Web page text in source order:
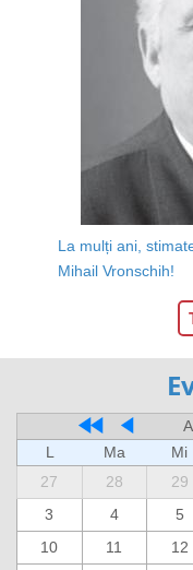
La mulți ani,
Mihail Vronschih!
L
Ma Mi
27
28 29
3
4 5
10
11 12